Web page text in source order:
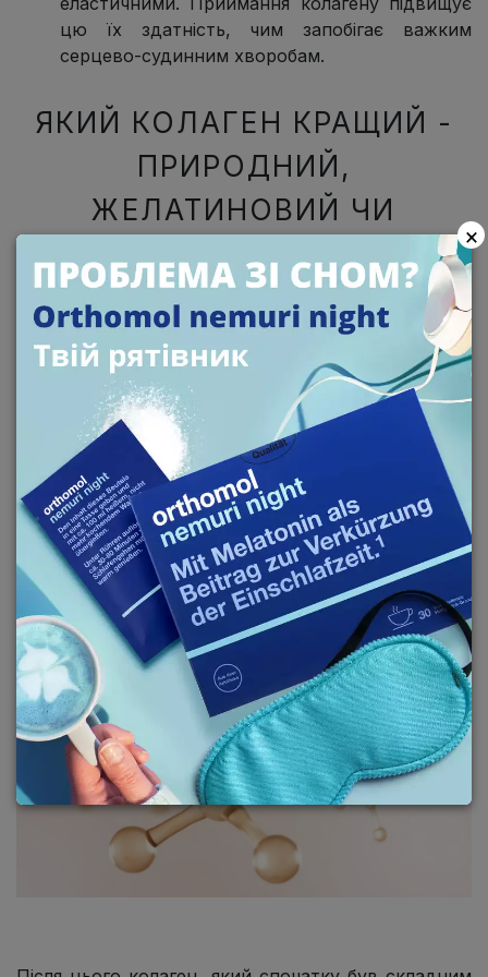
цю їх здатність, чим запобігає важким
серцево-судинним хворобам.
ЯКИЙ КОЛАГЕН КРАЩИЙ -
ПРИРОДНИЙ,
ЖЕЛАТИНОВИЙ ЧИ
ГІДРОЛІЗОВАНИЙ?
Потрібно розуміти, що повноцінний природний
колаген, не важливо якого походження -
тваринного чи рослинного, “у цілому виді”
приймати марно - людський організм таку форму
колагену майже не засвоює. Вчені довго билися
над тим, аби змусити наше тіло сприймати його
максимально ефективно, і з’ясували, що для цього
колаген треба розщепити на маленькі частинки з
допомогою гідролізу - процесу, при якому
молекули води розривають хімічні зв'язки молекул
колагену.
×